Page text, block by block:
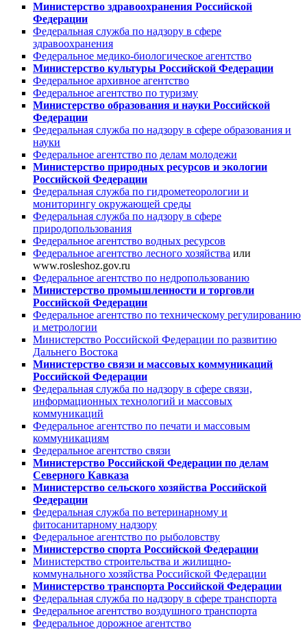
Министерство здравоохранения Российской
Федерации
Федеральная служба по надзору в сфере
здравоохранения
Федеральное медико-биологическое агентство
Министерство культуры Российской Федерации
Федеральное архивное агентство
Федеральное агентство по туризму
Министерство образования и науки Российской
Федерации
Федеральная служба по надзору в сфере образования и
науки
Федеральное агентство по делам молодежи
Министерство природных ресурсов и экологии
Российской Федерации
Федеральная служба по гидрометеорологии и
мониторингу окружающей среды
Федеральная служба по надзору в сфере
природопользования
Федеральное агентство водных ресурсов
Федеральное агентство лесного хозяйства или
www.rosleshoz.gov.ru
Федеральное агентство по недропользованию
Министерство промышленности и торговли
Российской Федерации
Федеральное агентство по техническому регулированию
и метрологии
Министерство Российской Федерации по развитию
Дальнего Востока
Министерство связи и массовых коммуникаций
Российской Федерации
Федеральная служба по надзору в сфере связи,
информационных технологий и массовых
коммуникаций
Федеральное агентство по печати и массовым
коммуникациям
Федеральное агентство связи
Министерство Российской Федерации по делам
Северного Кавказа
Министерство сельского хозяйства Российской
Федерации
Федеральная служба по ветеринарному и
фитосанитарному надзору
Федеральное агентство по рыболовству
Министерство спорта Российской Федерации
Министерство строительства и жилищно-
коммунального хозяйства Российской Федерации
Министерство транспорта Российской Федерации
Федеральная служба по надзору в сфере транспорта
Федеральное агентство воздушного транспорта
Федеральное дорожное агентство